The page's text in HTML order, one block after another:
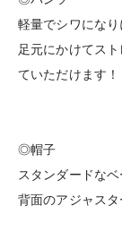
軽量でシワになり
足元にかけてス
ていただけます！
◎帽子
スタンダードな
背面のアジャスタ